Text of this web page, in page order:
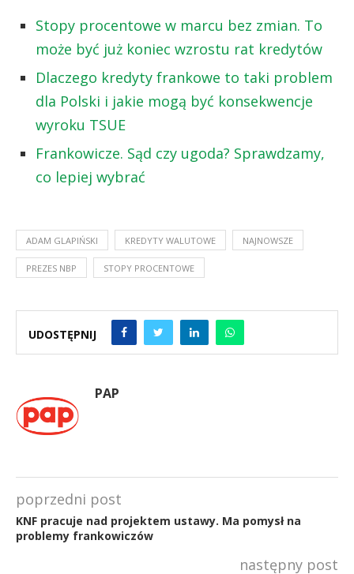
Stopy procentowe w marcu bez zmian. To
może być już koniec wzrostu rat kredytów
Dlaczego kredyty frankowe to taki problem
dla Polski i jakie mogą być konsekwencje
wyroku TSUE
Frankowicze. Sąd czy ugoda? Sprawdzamy,
co lepiej wybrać
ADAM GLAPIŃSKI KREDYTY WALUTOWE NAJNOWSZE
PREZES NBP STOPY PROCENTOWE
UDOSTĘPNIJ
PAP
poprzedni post
KNF pracuje nad projektem ustawy. Ma pomysł na
problemy frankowiczów
następny post